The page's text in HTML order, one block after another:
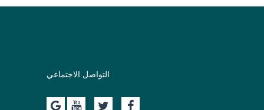
التواصل الاجتماعي